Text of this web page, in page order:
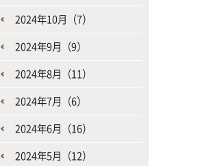
2024年10月（7）
2024年9月（9）
2024年8月（11）
2024年7月（6）
2024年6月（16）
2024年5月（12）